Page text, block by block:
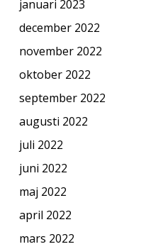
januari 2023
december 2022
november 2022
oktober 2022
september 2022
augusti 2022
juli 2022
juni 2022
maj 2022
april 2022
mars 2022